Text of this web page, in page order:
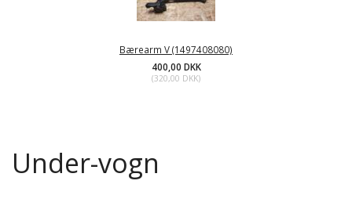
Bærearm V (1497408080)
400,00 DKK
(320,00 DKK)
Under-vogn